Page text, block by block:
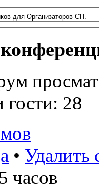
гости: 28
• Удалить
часов